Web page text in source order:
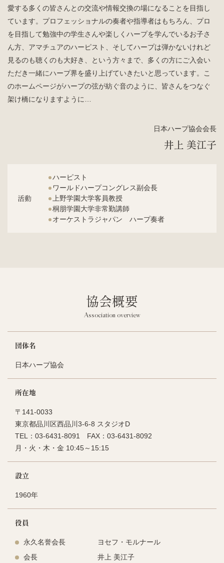
愛する多くの皆さんとの交流や情報交換の場になることを目指し
ています。プロフェッショナルの奏者や指導者はもちろん、プロ
を目指して勉強中の学生さんや楽しくハープを学んでいるお子さ
ん方、アマチュアのハーピスト、そしてハープは弾かないけれど
見るのも聴くのも大好き、という方々まで、多くの方にご入会い
ただき一緒にハープ界を盛り上げていきたいと思っています。こ
のホームページがハープの弦が紡ぐ音のように、皆さんをつなぐ
架け橋になりますように…
日本ハープ協会会長
井上 美江子
活動
ハーピスト
ワールドハープコングレス副会長
上野学園大学客員教授
桐朋学園大学非常勤講師
オーケストラジャパン ハープ奏者
協会概要
Association overview
団体名
日本ハープ協会
所在地
〒141-0033
東京都品川区西品川3-6-8 スタジオD
TEL：03-6431-8091 FAX：03-6431-8092
月・火・木・金 10:45～15:15
設立
1960年
役員
永久名誉会長
ヨセフ・モルナール
会長
井上 美江子